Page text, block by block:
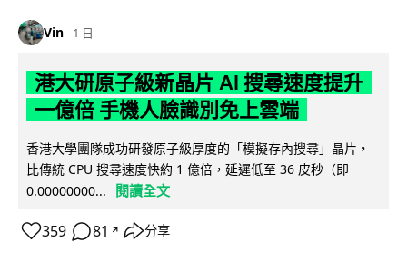
Vin 1 日
港大研原子級新晶片 AI 搜尋速度提升
一億倍 手機人臉識別免上雲端
香港大學團隊成功研發原子級厚度的「模擬存內搜尋」晶片，
比傳統 CPU 搜尋速度快約 1 億倍，延遲低至 36 皮秒（即
0.00000000...
閱讀全文
359 81 ↗ 分享